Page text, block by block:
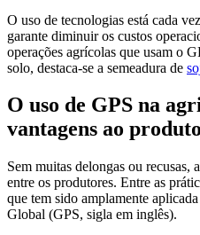
O uso de tecnologias está cada
garante diminuir os custos
operações agrícolas que usam o
solo, destaca-se a semeadura de
O uso de GPS na
vantagens ao
Sem muitas delongas ou recusas,
entre os produtores. Entre as
que tem sido amplamente
Global (GPS, sigla em inglês).